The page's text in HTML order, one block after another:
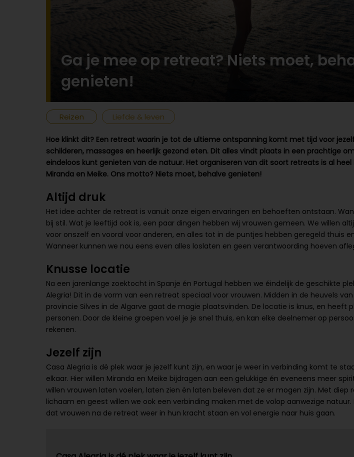
Ga je mee op retreat? Niets moet,
genieten!
Reizen Liefde & leven
Hoe klinkt dit? Een retreat waarin je tot de ultieme ontspanning komt met tijd voor
schilderen, massages en heerlijk gezond eten. Dit alles vindt plaats in een prachtige
eindeloos kunt genieten van de natuur. Het organiseren van dit soort retreats is al
Miranda en Meike. Ons motto? Niets moet, behalve genieten!
Altijd druk
Het idee achter de retreat is vanuit onze eigen ervaringen en behoeften ontstaan.
bij stil. Wat je leeftijd ook is, een paar dingen hebben wij vrouwen gemeen. We willen
voor onszelf en vooral voor anderen, en alles tot in de puntjes hebben geregeld thuis
Wanneer kunnen we nou eens even alles loslaten en geen verantwoording hoeven
Knusse locatie
Na een jarenlange zoektocht in Spanje én Portugal hebben we éindelijk de geschikte
Alegria! Dit in de vorm van een retreat speciaal voor vrouwen. Midden in de heuvels
provincie Silves in de Algarve gaat de magie plaatsvinden. De locatie is knus, en heeft
personen. Door de kleine groepen voel je je snel thuis, en kan elke deelnemer op
rekenen.
Jezelf zijn
Casa Alegria is dé plek waar je jezelf kunt zijn, en waar je weer in verbinding komt te
elkaar. Hier willen Miranda en Meike bijdragen aan een gelukkige én eveneens meer
willen vrouwen laten voelen, laten zien én laten beleven dat ze er mogen zijn. Met diep
lichaam en geest willen we ook een verbinding maken met de volop aanwezige natuur.
dat vrouwen na de retreat weer in hun kracht staan en vol energie naar huis gaan.